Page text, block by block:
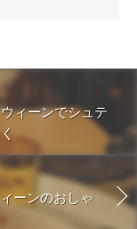
ィーンでシュテ
ーンのおしゃ